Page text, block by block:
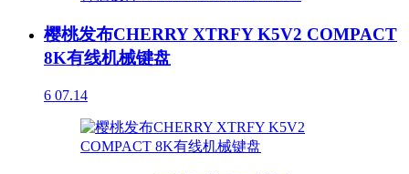
樱桃发布CHERRY XTRFY K5V2 COMPACT
8K有线机械键盘
6 07.14